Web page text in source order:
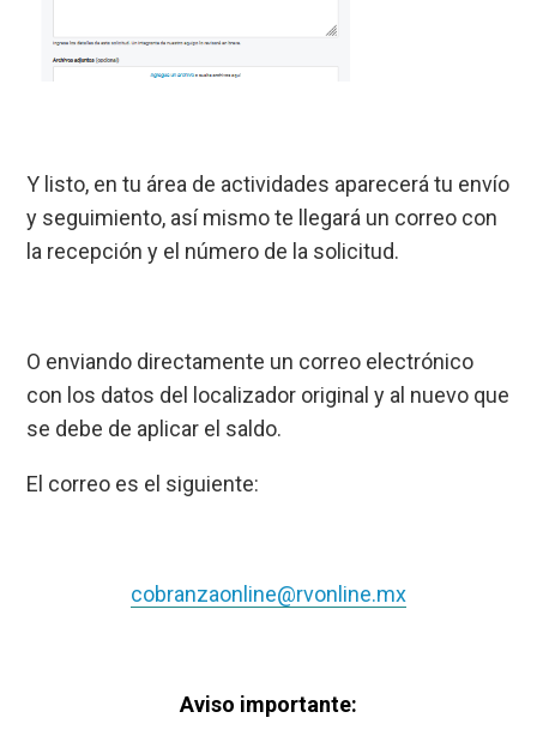
Y listo, en tu área de actividades aparecerá tu envío
y seguimiento, así mismo te llegará un correo con
la recepción y el número de la solicitud.
O enviando directamente un correo electrónico
con los datos del localizador original y al nuevo que
se debe de aplicar el saldo.
El correo es el siguiente:
cobranzaonline@rvonline.mx
Aviso importante: